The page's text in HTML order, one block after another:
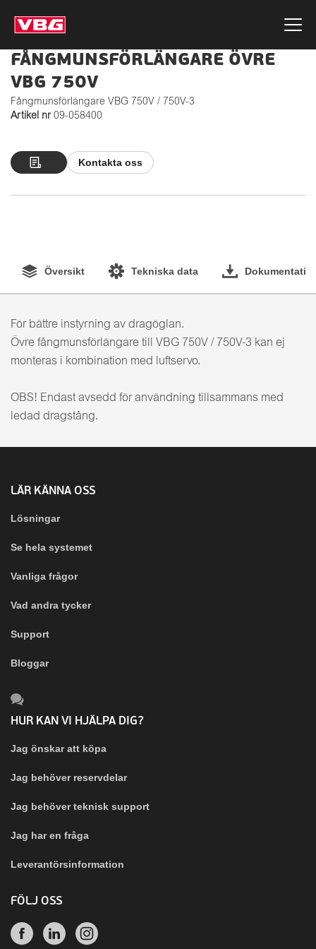
FÅNGMUNSFÖRLÄNGARE ÖVRE
VBG 750V
Fångmunsförlängare VBG 750V / 750V-3
Artikel nr 09-058400
Kontakta oss
Översikt Tekniska data
För bättre instyrning av dragöglan.
Övre fångmunsförlängare till VBG 750V / 750V-3 kan ej
monteras i kombination med luftservo.
OBS! Endast avsedd för användning tillsammans med
ledad dragstång.
LÄR KÄNNA OSS
Lösningar
Se hela systemet
Vanliga frågor
Vad andra tycker
Support
Bloggar
HUR KAN VI HJÄLPA DIG?
Jag önskar att köpa
Jag behöver reservdelar
Jag behöver teknisk support
Jag har en fråga
Leverantörsinformation
FÖLJ OSS